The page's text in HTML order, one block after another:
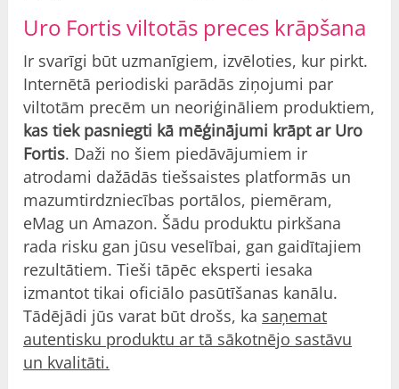
Uro Fortis viltotās preces krāpšana
Ir svarīgi būt uzmanīgiem, izvēloties, kur pirkt.
Internētā periodiski parādās ziņojumi par
viltotām precēm un neoriģināliem produktiem,
kas tiek pasniegti kā mēģinājumi krāpt ar Uro
Fortis. Daži no šiem piedāvājumiem ir
atrodami dažādās tiešsaistes platformās un
mazumtirdzniecības portālos, piemēram,
eMag un Amazon. Šādu produktu pirkšana
rada risku gan jūsu veselībai, gan gaidītajiem
rezultātiem. Tieši tāpēc eksperti iesaka
izmantot tikai oficiālo pasūtīšanas kanālu.
Tādējādi jūs varat būt drošs, ka saņemat
autentisku produktu ar tā sākotnējo sastāvu
un kvalitāti.